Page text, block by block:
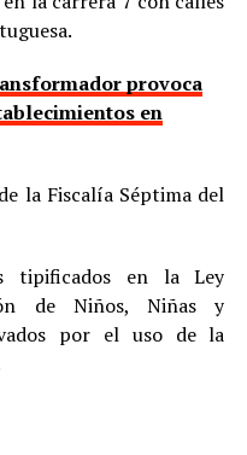
provoca
en
la Fiscalía Séptima del
tipificados en la Ley
de Niños, Niñas y
por el uso de la